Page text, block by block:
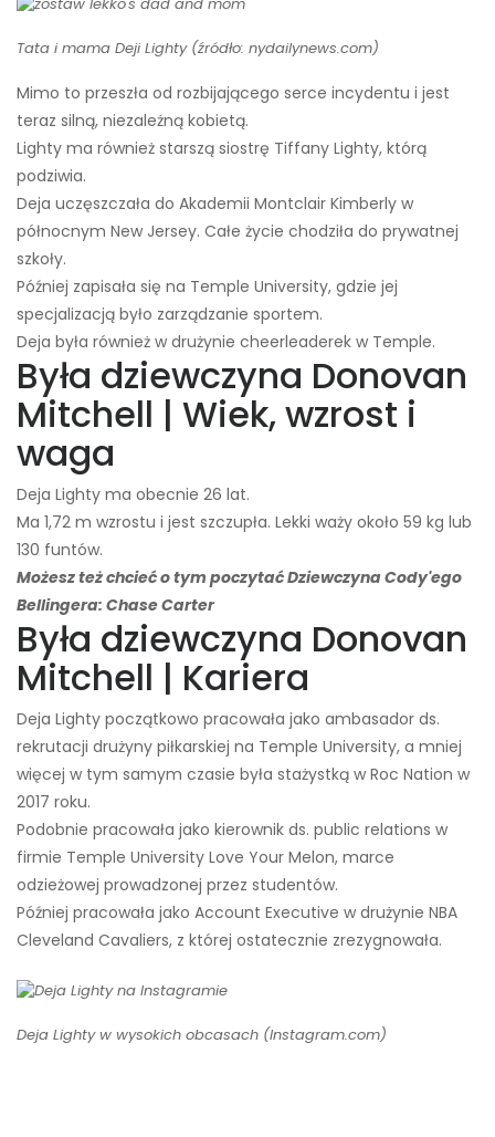
Tata i mama Deji Lighty (źródło: nydailynews.com)
Mimo to przeszła od rozbijającego serce incydentu i jest
teraz silną, niezależną kobietą.
Lighty ma również starszą siostrę Tiffany Lighty, którą
podziwia.
Deja uczęszczała do Akademii Montclair Kimberly w
północnym New Jersey. Całe życie chodziła do prywatnej
szkoły.
Później zapisała się na Temple University, gdzie jej
specjalizacją było zarządzanie sportem.
Deja była również w drużynie cheerleaderek w Temple.
Była dziewczyna Donovan
Mitchell | Wiek, wzrost i
waga
Deja Lighty ma obecnie 26 lat.
Ma 1,72 m wzrostu i jest szczupła. Lekki waży około 59 kg lub
130 funtów.
Możesz też chcieć o tym poczytać Dziewczyna Cody'ego
Bellingera: Chase Carter
Była dziewczyna Donovan
Mitchell | Kariera
Deja Lighty początkowo pracowała jako ambasador ds.
rekrutacji drużyny piłkarskiej na Temple University, a mniej
więcej w tym samym czasie była stażystką w Roc Nation w
2017 roku.
Podobnie pracowała jako kierownik ds. public relations w
firmie Temple University Love Your Melon, marce
odzieżowej prowadzonej przez studentów.
Później pracowała jako Account Executive w drużynie NBA
Cleveland Cavaliers, z której ostatecznie zrezygnowała.
Deja Lighty w wysokich obcasach (Instagram.com)